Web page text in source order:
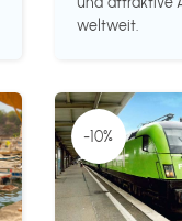
weltweit.
-10%